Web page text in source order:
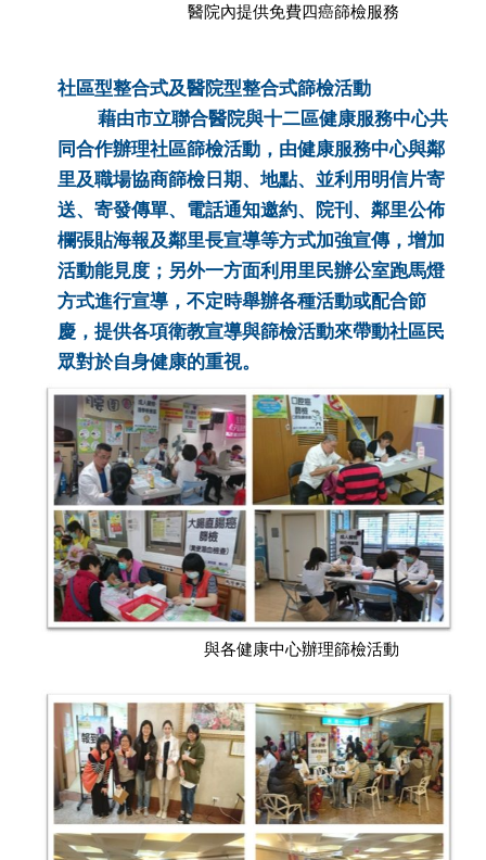
醫院內提供免費四癌篩檢服務
社區型整合式及醫院型整合式篩檢活動
藉由市立聯合醫院與十二區健康服務中心共
同合作辦理社區篩檢活動，由健康服務中心與鄰
里及職場協商篩檢日期、地點、並利用明信片寄
送、寄發傳單、電話通知邀約、院刊、鄰里公佈
欄張貼海報及鄰里長宣導等方式加強宣傳，增加
活動能見度；另外一方面利用里民辦公室跑馬燈
方式進行宣導，不定時舉辦各種活動或配合節
慶，提供各項衛教宣導與篩檢活動來帶動社區民
眾對於自身健康的重視。
與各健康中心辦理篩檢活動